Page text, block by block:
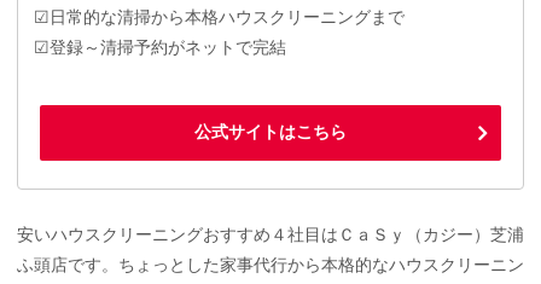
☑日常的な清掃から本格ハウスクリーニングまで
☑登録～清掃予約がネットで完結
公式サイトはこちら
安いハウスクリーニングおすすめ４社目はＣａＳｙ（カジー）芝浦
ふ頭店です。ちょっとした家事代行から本格的なハウスクリーニン